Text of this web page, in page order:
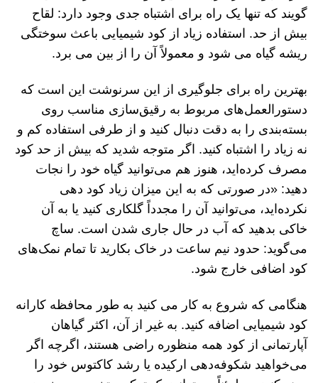
گویند که تنها یک راه برای اشتباه جدی وجود دارد: لقاح
بیش از حد. استفاده زیاد از کود شیمیایی باعث سوختگی
ریشه گیاه می شود و معمولاً آن را از بین می برد.
بهترین راه برای جلوگیری از این سرنوشت این است که
دستورالعمل‌های مربوط به رقیق‌سازی مناسب روی
بسته‌بندی را به دقت دنبال کنید و از طرفی استفاده کم و
نه زیاد را اشتباه کنید. اگر متوجه شدید که بیش از حد کود
مصرف کرده‌اید، هنوز هم می‌توانید گیاه خود را نجات
دهید: «در صورتی که به این میزان زیاد کود دهی
نکرده‌اید، می‌توانید آن را مجدداً گلکاری کنید یا به آن
خاکی بدهید که آب در حال جاری شدن است. ساچ
می‌گوید: حدود نیم ساعت در خاک بکارید تا تمام نمک‌های
کود اضافی خارج شود.
هنگامی که شروع به کار می کنید به طور محافظه کارانه
کود شیمیایی اضافه کنید. به غیر از آن، اکثر گیاهان
آپارتمانی از کود همه منظوره راضی هستند، اگرچه اگر
می‌خواهید شکوفه‌دهی ارکیده یا رشد کاکتوس خود را